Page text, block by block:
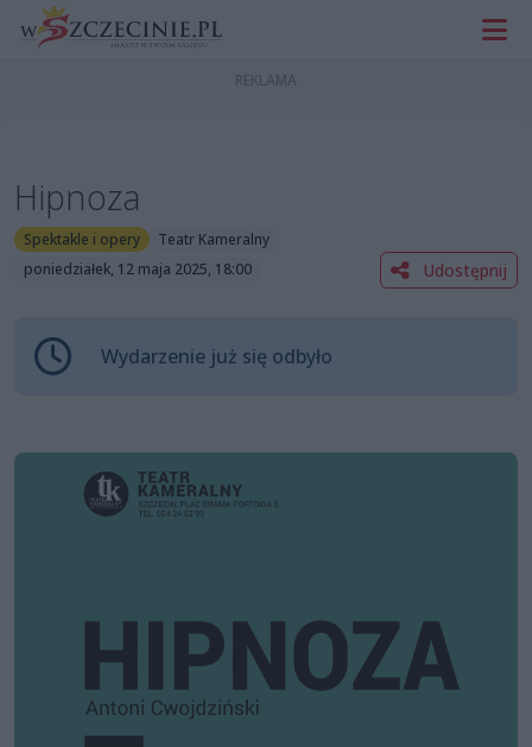
Hipnoza
Spektakle i opery
Teatr Kameralny
poniedziałek, 12 maja 2025, 18:00
Udostępnij
Wydarzenie już się odbyło